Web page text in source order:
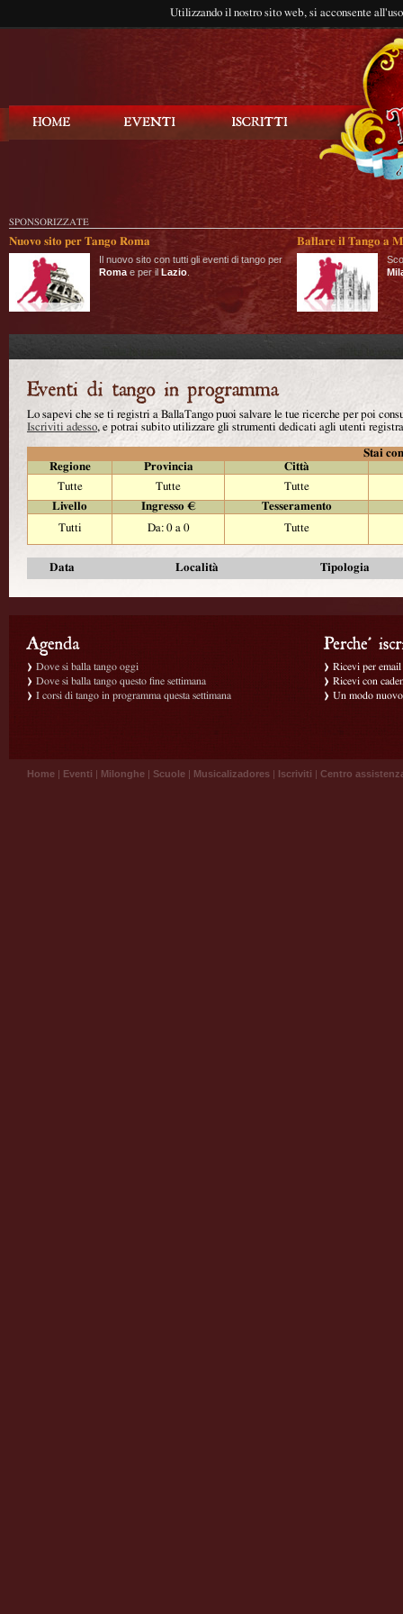
Utilizzando il nostro sito web, si acconsente
SPONSORIZZATE
Nuovo sito per Tango Roma
Il nuovo sito con tutti gli eventi di tango per
Roma e per il Lazio
Ballare il Tango a
Lo sapevi che se ti registri a BallaTango puoi salvare le tue ricerche per poi
Iscriviti adesso, e potrai subito utilizzare gli strumenti dedicati agli utenti
Stai
Regione
Provincia
Città
Tutte
Tutte
Tutte
Livello
Ingresso €
Tesseramento
Tutti
Da: 0 a 0 Tutte
Data Località Tipologia
Dove si balla tango oggi
Dove si balla tango questo fine settimana
I corsi di tango in programma questa settimana
Ricevi per
Ricevi con
Un modo
Home | Eventi | Milonghe | Scuole | Musicalizadores | Iscriviti | Centro